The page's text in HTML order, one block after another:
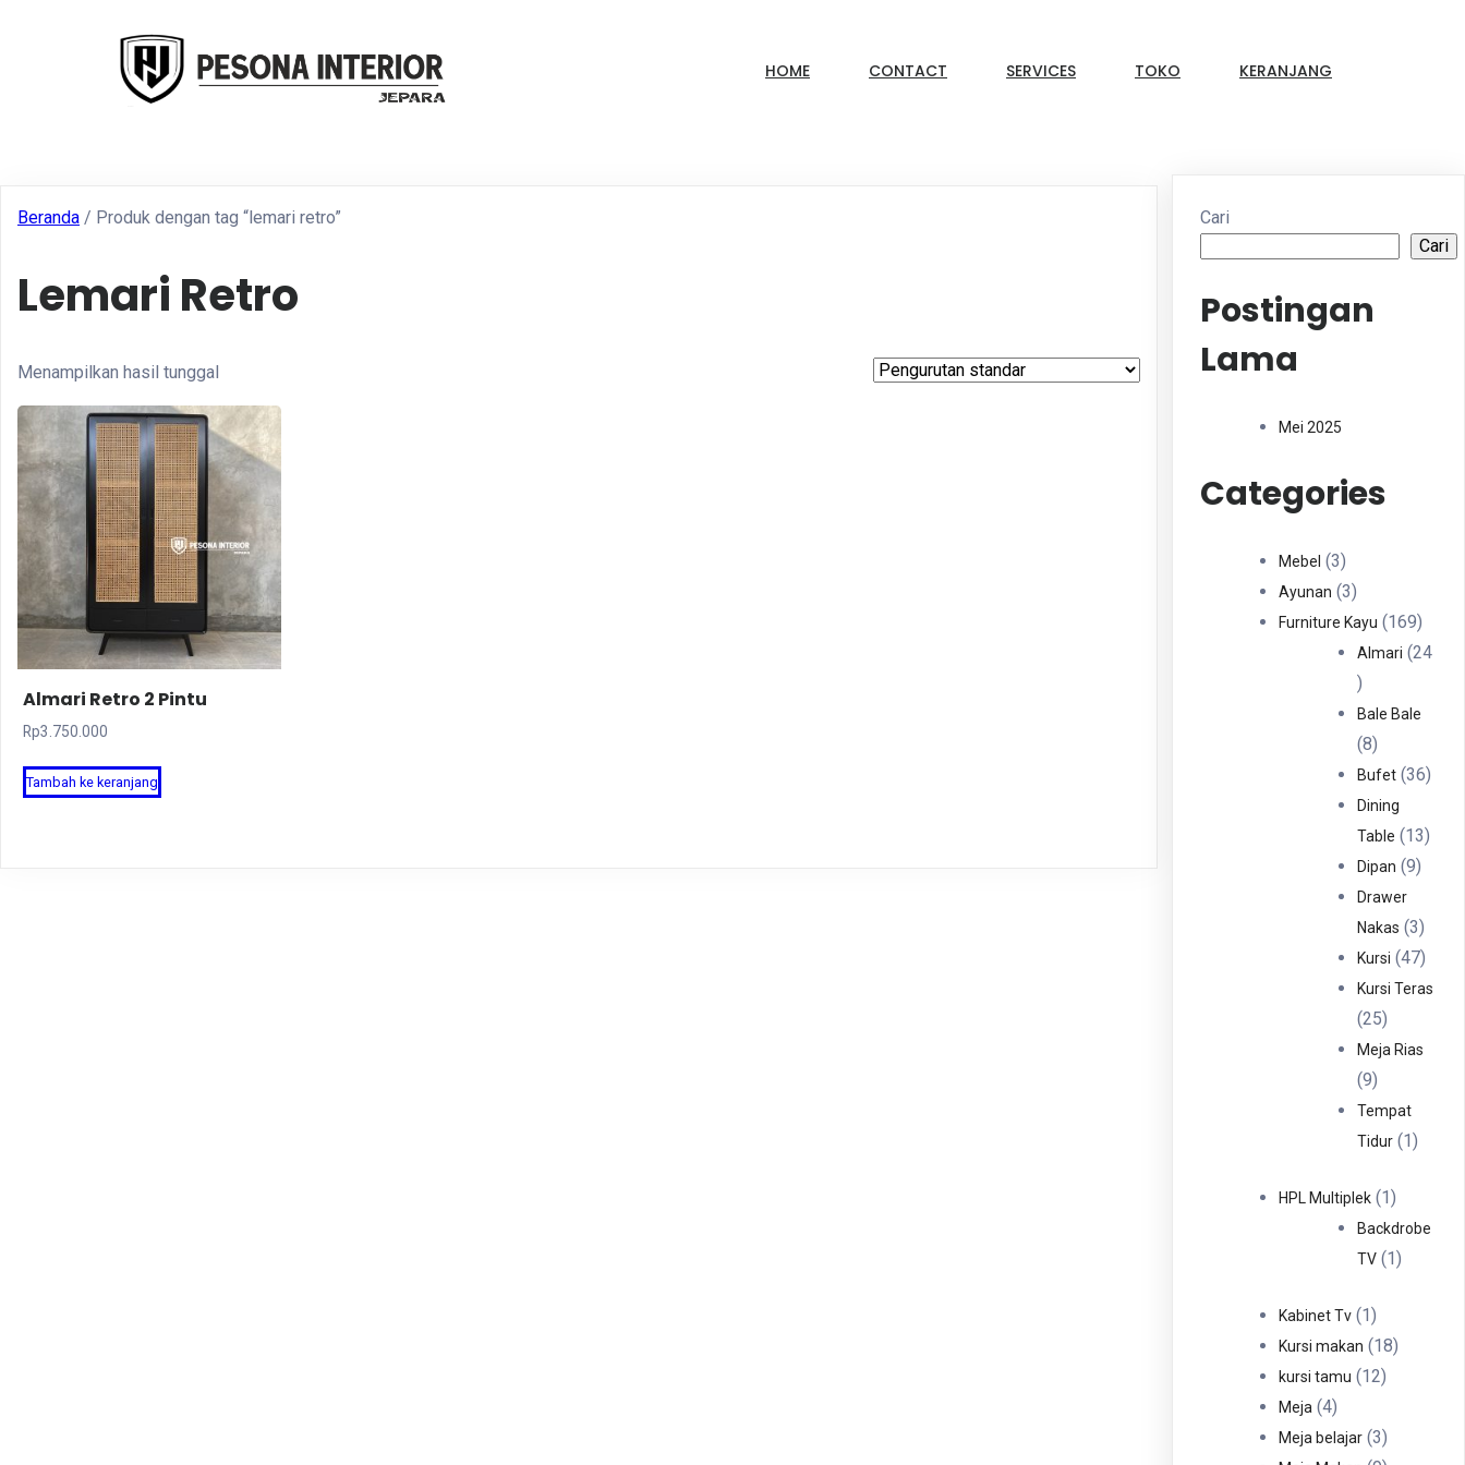
HOME CONTACT SERVICES TOKO KERANJANG
Beranda / Produk dengan tag “lemari retro”
Lemari Retro
Menampilkan hasil tunggal
Almari Retro 2 Pintu
Rp3.750.000
Tambah ke keranjang
Cari
Cari
Postingan
Lama
Mei 2025
Categories
Mebel 33
Produk
Ayunan 33
Produk
Furniture Kayu 169169
Almari
24
24
Produk
Bale Bale
88
Produk
Bufet 3636
Dining
Table
1313
Dipan 99
Drawer
Nakas
33
Kursi 4747
Kursi Teras
2525
Produk
Meja Rias
99
Produk
Tempat
Tidur
11
HPL Multiplek 11
Produk
Backdrobe
TV
11
Kabinet Tv 11
Produk
Kursi makan 1818
kursi tamu 1212
Meja 44
Produk
Meja belajar 33